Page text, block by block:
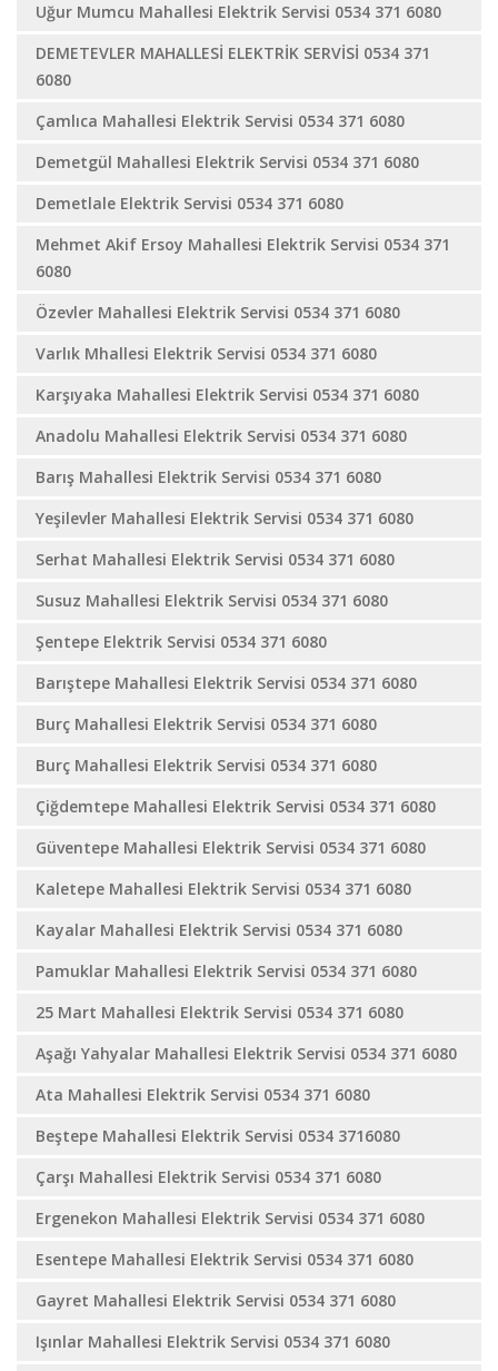
Uğur Mumcu Mahallesi Elektrik Servisi 0534 371 6080
DEMETEVLER MAHALLESİ ELEKTRİK SERVİSİ 0534 371
6080
Çamlıca Mahallesi Elektrik Servisi 0534 371 6080
Demetgül Mahallesi Elektrik Servisi 0534 371 6080
Demetlale Elektrik Servisi 0534 371 6080
Mehmet Akif Ersoy Mahallesi Elektrik Servisi 0534 371
6080
Özevler Mahallesi Elektrik Servisi 0534 371 6080
Varlık Mhallesi Elektrik Servisi 0534 371 6080
Karşıyaka Mahallesi Elektrik Servisi 0534 371 6080
Anadolu Mahallesi Elektrik Servisi 0534 371 6080
Barış Mahallesi Elektrik Servisi 0534 371 6080
Yeşilevler Mahallesi Elektrik Servisi 0534 371 6080
Serhat Mahallesi Elektrik Servisi 0534 371 6080
Susuz Mahallesi Elektrik Servisi 0534 371 6080
Şentepe Elektrik Servisi 0534 371 6080
Barıştepe Mahallesi Elektrik Servisi 0534 371 6080
Burç Mahallesi Elektrik Servisi 0534 371 6080
Burç Mahallesi Elektrik Servisi 0534 371 6080
Çiğdemtepe Mahallesi Elektrik Servisi 0534 371 6080
Güventepe Mahallesi Elektrik Servisi 0534 371 6080
Kaletepe Mahallesi Elektrik Servisi 0534 371 6080
Kayalar Mahallesi Elektrik Servisi 0534 371 6080
Pamuklar Mahallesi Elektrik Servisi 0534 371 6080
25 Mart Mahallesi Elektrik Servisi 0534 371 6080
Aşağı Yahyalar Mahallesi Elektrik Servisi 0534 371 6080
Ata Mahallesi Elektrik Servisi 0534 371 6080
Beştepe Mahallesi Elektrik Servisi 0534 3716080
Çarşı Mahallesi Elektrik Servisi 0534 371 6080
Ergenekon Mahallesi Elektrik Servisi 0534 371 6080
Esentepe Mahallesi Elektrik Servisi 0534 371 6080
Gayret Mahallesi Elektrik Servisi 0534 371 6080
Işınlar Mahallesi Elektrik Servisi 0534 371 6080